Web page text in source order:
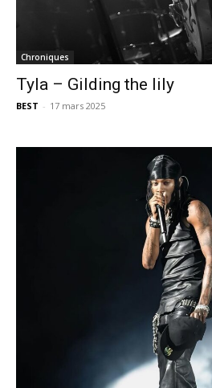
Chroniques
Tyla – Gilding the lily
BEST - 17 mars 2025